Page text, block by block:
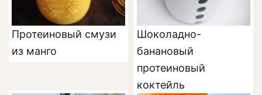
Протеиновый смузи
из манго
Шоколадно-
банановый
протеиновый
коктейль